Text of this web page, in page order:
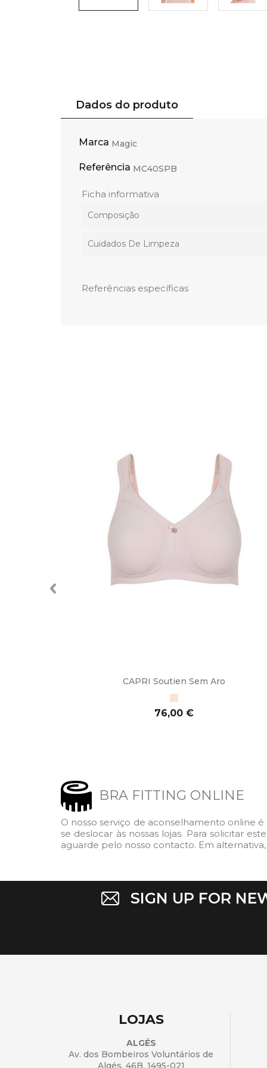
Dados do produto
Marca Magic
Referência MC40SPB
Ficha informativa
Composição
Cuidados De Limpeza
Referências específicas
CAPRI Soutien Sem Aro
Preço
76,00 €
BRA FITTING ONLINE
O nosso serviço de aconselhamento online
se deslocar às nossas lojas. Para solicitar
aguarde pelo nosso contacto. Em
SIGN UP FOR
LOJAS
ALGÉS
Av. dos Bombeiros Voluntários de
Algés, 46B, 1495-021